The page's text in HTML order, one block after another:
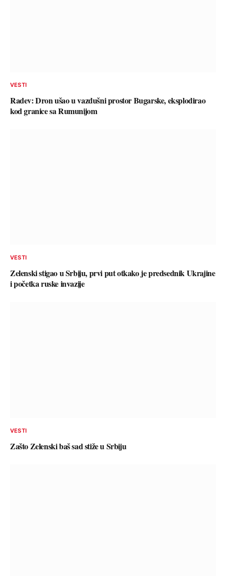
VESTI
Radev: Dron ušao u vazdušni prostor Bugarske, eksplodirao
kod granice sa Rumunijom
VESTI
Zelenski stigao u Srbiju, prvi put otkako je predsednik Ukrajine
i početka ruske invazije
VESTI
Zašto Zelenski baš sad stiže u Srbiju